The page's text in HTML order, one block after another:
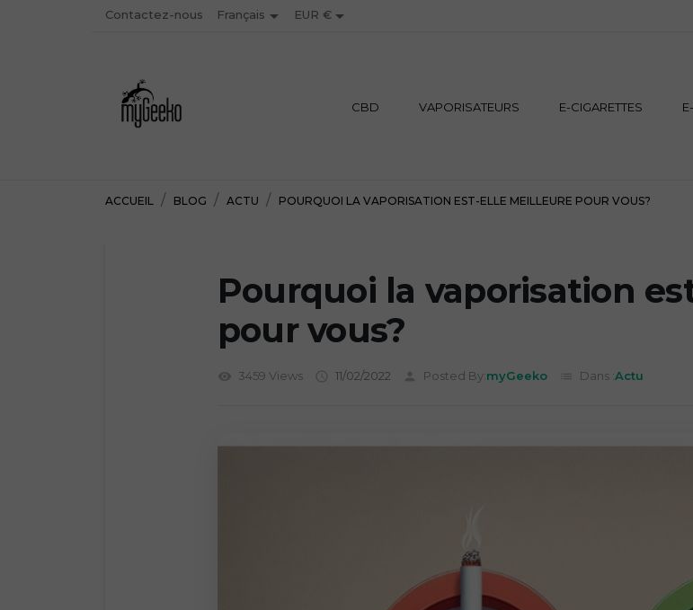
Contactez-nous Français EUR €
CBD VAPORISATEURS E-CIGARETTES
ACCUEIL BLOG ACTU POURQUOI LA VAPORISATION EST-ELLE MEILLEURE POUR VOUS?
Pourquoi la vaporisation
pour vous?
visibility 3459 Views  11/02/2022 person Posted By:myGeeko list Dans :Actu